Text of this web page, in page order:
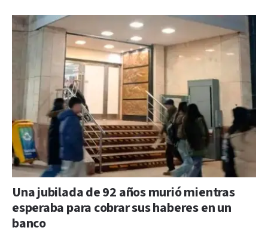
Una jubilada de 92 años murió mientras
esperaba para cobrar sus haberes en un
banco